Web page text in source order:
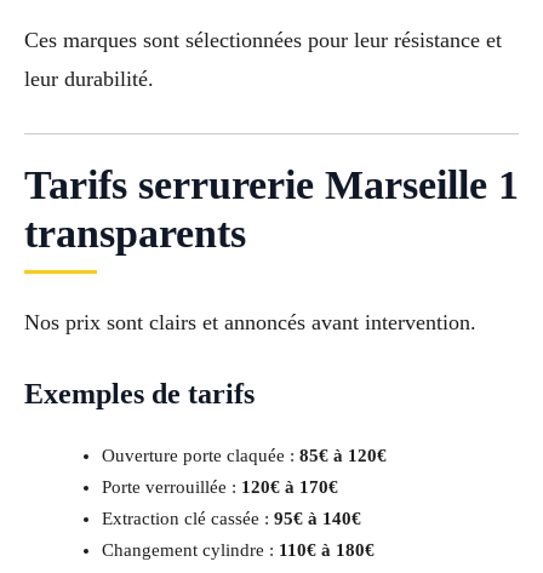
Ces marques sont sélectionnées pour leur résistance et
leur durabilité.
Tarifs serrurerie Marseille 1
transparents
Nos prix sont clairs et annoncés avant intervention.
Exemples de tarifs
Ouverture porte claquée : 85€ à 120€
Porte verrouillée : 120€ à 170€
Extraction clé cassée : 95€ à 140€
Changement cylindre : 110€ à 180€